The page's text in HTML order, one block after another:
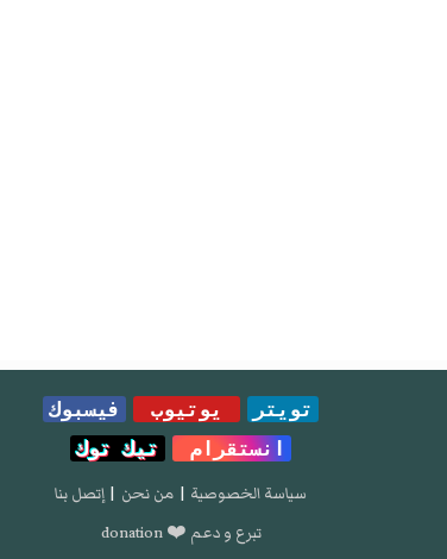
تويتر يوتيوب
فيسبوك
انستقرام
تيك توك
سياسة الخصوصية | من نحن | إتصل بنا
تبرع و دعم ❤️ donation